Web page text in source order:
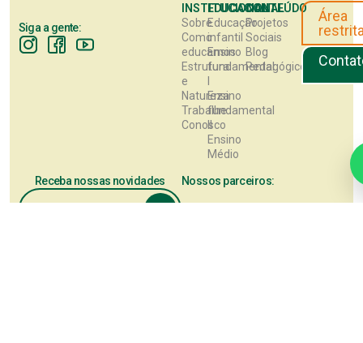
Siga a gente:
INSTITUCIONAL
Sobre
Como
educamos
Estrutura
e
Natureza
Trabalhe
Conosco
EDUCACIONAL
Educação
infantil
Ensino
fundamental
Ensino
fundamental
II
Ensino
Médio
CONTEÚDO
Blog
Pedagógico
Projetos
Sociais
Área
Receba nossas novidades Nossos parceiros: